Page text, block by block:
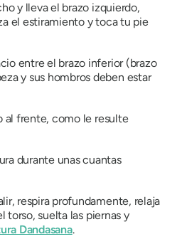
y lleva el brazo izquierdo,
el estiramiento y toca tu pie
entre el brazo inferior (brazo
y sus hombros deben estar
al frente, como le resulte
durante unas cuantas
respira profundamente, relaja
torso, suelta las piernas y
Dandasana.